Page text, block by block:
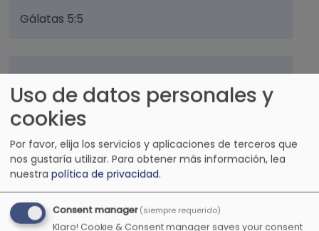
Gálatas 5:5
He puesto al Señor siempre delante de mí,
porque está a mi diestra, no seré conmovido.
El ángel de Jehová acampa alrededor de los
que le temen, y los libera.
Uso de datos personales y
cookies
Por favor, elija los servicios y aplicaciones de terceros que
nos gustaría utilizar. Para obtener más información, lea
nuestra política de privacidad.
Consent manager(siempre requerido)
Klaro! Cookie & Consent manager saves your consent